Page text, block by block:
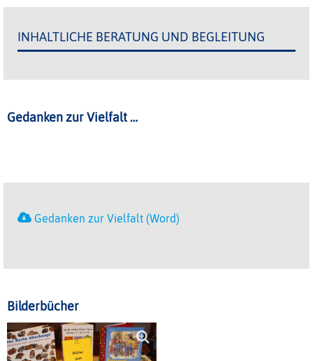
INHALTLICHE BERATUNG UND BEGLEITUNG
Gedanken zur Vielfalt …
Gedanken zur Vielfalt (Word)
Bilderbücher